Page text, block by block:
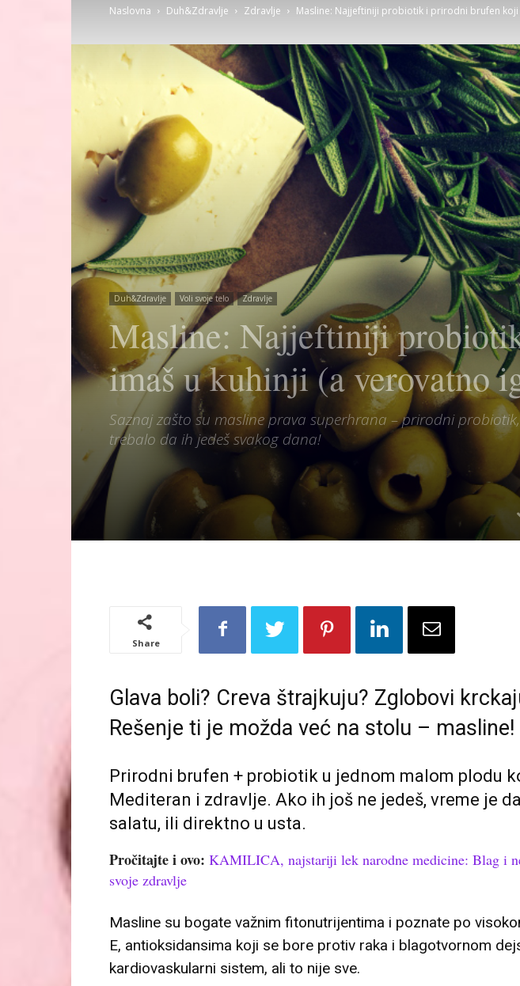
Naslovna Duh&Zdravlje Zdravlje Masline: Najjeftiniji probiotik i prirodni brufen koji
Duh&Zdravlje Voli svoje telo Zdravlje
Masline: Najjeftiniji
imaš u kuhinji (a verovatno
Saznaj zašto su masline prava superhrana – prirodni
trebalo da ih jedeš svakog dana!
Share
Glava boli? Creva štrajkuju? Zglobovi
Rešenje ti je možda već na stolu – masline!
Prirodni brufen + probiotik u jednom malom plodu
Mediteran i zdravlje. Ako ih još ne jedeš, vreme je
salatu, ili direktno u usta.
Pročitajte i ovo: KAMILICA, najstariji lek narodne medicine: Blag i
svoje zdravlje
Masline su bogate važnim fitonutrijentima i poznate po
E, antioksidansima koji se bore protiv raka i blagotvornom
kardiovaskularni sistem, ali to nije sve.